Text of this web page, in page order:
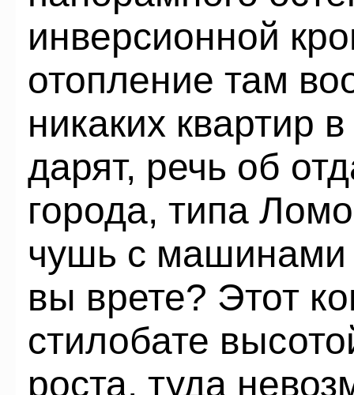
инверсионной
отопление там
никаких квартир
дарят, речь об
города, типа
чушь с машинами
вы врете? Этот
стилобате
роста, туда